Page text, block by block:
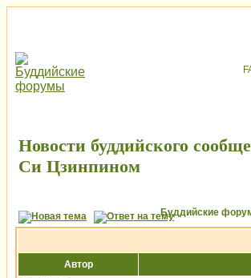
Новости буддийского
Си Цзинпином
Буддийские
Автор